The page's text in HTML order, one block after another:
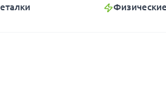
Физические